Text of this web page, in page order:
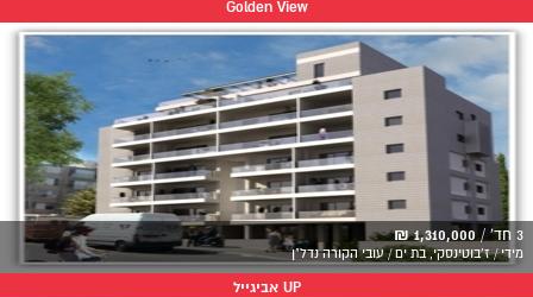
Golden View
3 חד' / 1,310,000 ₪
מידי / ז'בוטינסקי, בת ים / עובי הקורה נדל"ן
UP אביגייל